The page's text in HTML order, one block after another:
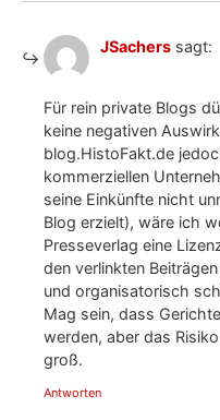
JSachers sagt:
Für rein private Blogs
keine negativen
blog.HistoFakt.de
kommerziellen
seine Einkünfte nicht
Blog erzielt), wäre ich
Presseverlag eine
den verlinkten
und organisatorisch
Mag sein, dass
werden, aber das
groß.
Antworten